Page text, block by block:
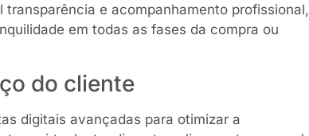
e acompanhamento profissional,
em todas as fases da compra ou
do cliente
digitais avançadas para otimizar a